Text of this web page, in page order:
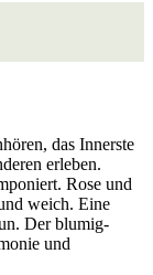
das Innerste
erleben.
Rose und
weich. Eine
Der blumig-
und